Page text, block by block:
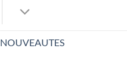
NOUVEAUTES